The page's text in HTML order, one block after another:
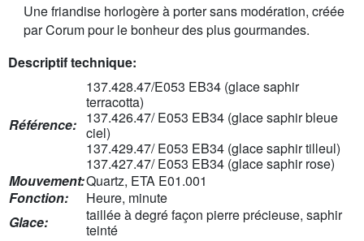
Une friandise horlogère à porter sans modération, créée
par Corum pour le bonheur des plus gourmandes.
Descriptif technique:
Référence:
137.428.47/E053 EB34 (glace saphir
terracotta)
137.426.47/ E053 EB34 (glace saphir bleue
ciel)
137.429.47/ E053 EB34 (glace saphir tilleul)
137.427.47/ E053 EB34 (glace saphir rose)
Mouvement:Quartz, ETA E01.001
Fonction:
Heure, minute
Glace:
taillée à degré façon pierre précieuse, saphir
teinté